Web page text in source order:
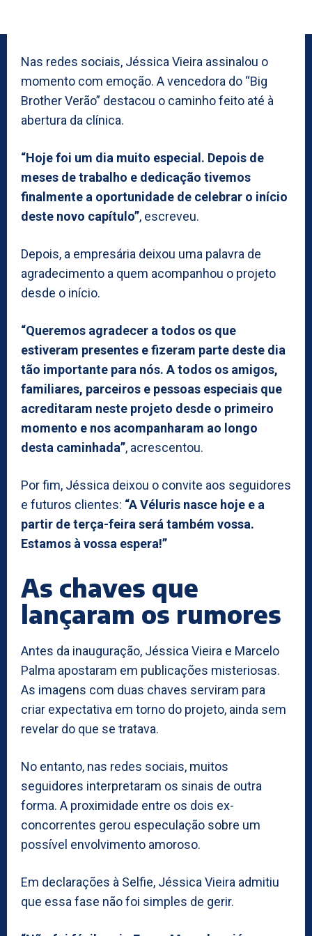
Nas redes sociais, Jéssica Vieira assinalou o
momento com emoção. A vencedora do “Big
Brother Verão” destacou o caminho feito até à
abertura da clínica.
“Hoje foi um dia muito especial. Depois de
meses de trabalho e dedicação tivemos
finalmente a oportunidade de celebrar o início
deste novo capítulo”, escreveu.
Depois, a empresária deixou uma palavra de
agradecimento a quem acompanhou o projeto
desde o início.
“Queremos agradecer a todos os que
estiveram presentes e fizeram parte deste dia
tão importante para nós. A todos os amigos,
familiares, parceiros e pessoas especiais que
acreditaram neste projeto desde o primeiro
momento e nos acompanharam ao longo
desta caminhada”, acrescentou.
Por fim, Jéssica deixou o convite aos seguidores
e futuros clientes: “A Véluris nasce hoje e a
partir de terça-feira será também vossa.
Estamos à vossa espera!”
As chaves que
lançaram os rumores
Antes da inauguração, Jéssica Vieira e Marcelo
Palma apostaram em publicações misteriosas.
As imagens com duas chaves serviram para
criar expectativa em torno do projeto, ainda sem
revelar do que se tratava.
No entanto, nas redes sociais, muitos
seguidores interpretaram os sinais de outra
forma. A proximidade entre os dois ex-
concorrentes gerou especulação sobre um
possível envolvimento amoroso.
Em declarações à Selfie, Jéssica Vieira admitiu
que essa fase não foi simples de gerir.